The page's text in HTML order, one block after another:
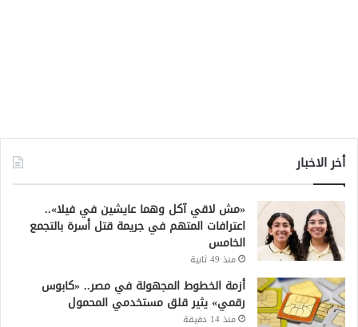
أخر الاخبار
«مش لاقي آكل وهما عايشين في فيلا»..
اعترافات المتهم في جريمة قتل أسرة بالتجمع
الخامس
منذ 49 ثانية
أزمة الخطوط المجهولة في مصر.. «كابوس
رقمي» يثير قلق مستخدمي المحمول
منذ 14 دقيقة